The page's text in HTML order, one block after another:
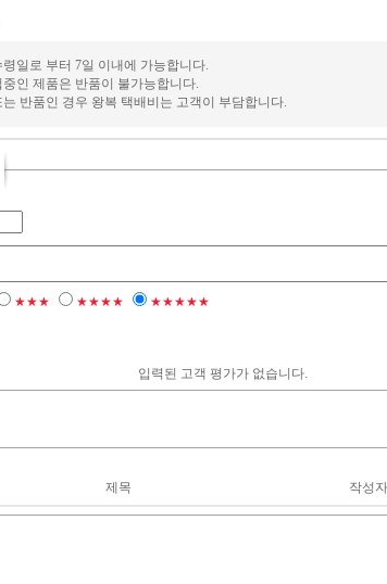
일로 부터 7일 이내에 가능합니다.
인 제품은 반품이 불가능합니다.
반품인 경우 왕복 택배비는 고객이 부담합니다.
★★★ ★★★★ ★★★★★
입력된 고객 평가가 없습니다.
제목 작성자